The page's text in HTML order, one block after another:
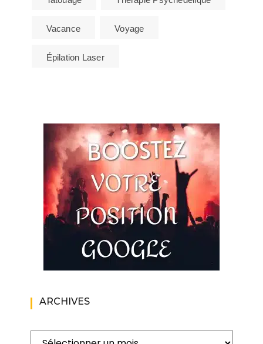
Vacance Voyage
Épilation Laser
ARCHIVES
Archives